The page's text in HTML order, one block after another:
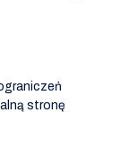
stronę